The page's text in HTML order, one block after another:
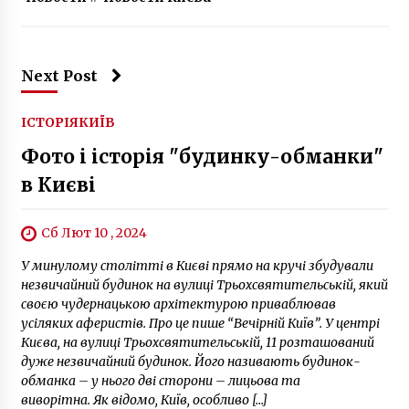
Next Post
ІСТОРІЯКИЇВ
Фото і історія "будинку-обманки"
в Києві
Сб Лют 10 , 2024
У минулому столітті в Києві прямо на кручі збудували
незвичайний будинок на вулиці Трьохсвятительській, який
своєю чудернацькою архітектурою приваблював
усіляких аферистів. Про це пише “Вечірній Київ”. У центрі
Києва, на вулиці Трьохсвятительській, 11 розташований
дуже незвичайний будинок. Його називають будинок-
обманка – у нього дві сторони – лицьова та
виворітна. Як відомо, Київ, особливо […]